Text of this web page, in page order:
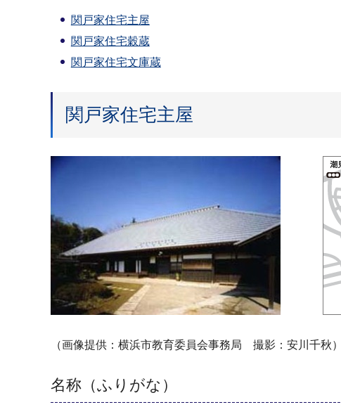
関戸家住宅主屋
関戸家住宅穀蔵
関戸家住宅文庫蔵
関戸家住宅主屋
（画像提供：横浜市教育委員会事務局 撮影：安川千秋）
名称（ふりがな）